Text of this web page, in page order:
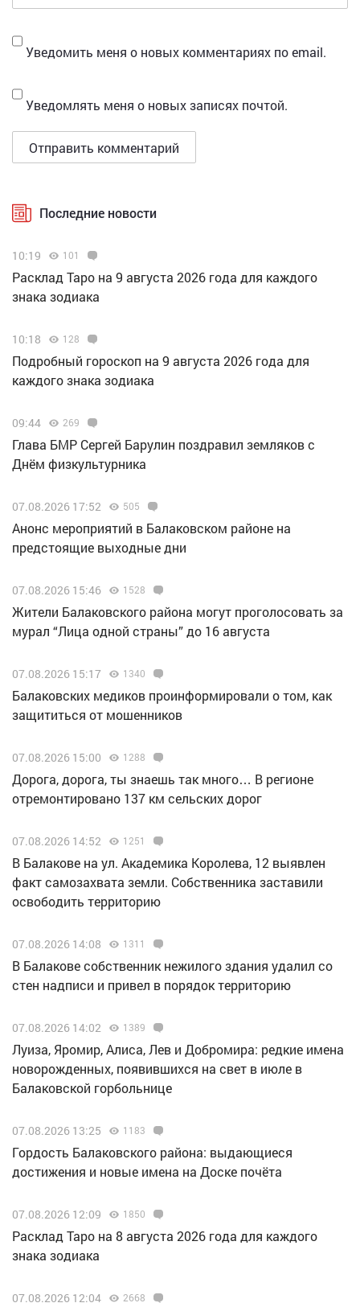
Уведомить меня о новых комментариях по email.
Уведомлять меня о новых записях почтой.
Последние новости
10:19 101
Расклад Таро на 9 августа 2026 года для каждого
знака зодиака
10:18 128
Подробный гороскоп на 9 августа 2026 года для
каждого знака зодиака
09:44 269
Глава БМР Сергей Барулин поздравил земляков с
Днём физкультурника
07.08.2026 17:52 505
Анонс мероприятий в Балаковском районе на
предстоящие выходные дни
07.08.2026 15:46 1528
Жители Балаковского района могут проголосовать за
мурал “Лица одной страны” до 16 августа
07.08.2026 15:17 1340
Балаковских медиков проинформировали о том, как
защититься от мошенников
07.08.2026 15:00 1288
Дорога, дорога, ты знаешь так много… В регионе
отремонтировано 137 км сельских дорог
07.08.2026 14:52 1251
В Балакове на ул. Академика Королева, 12 выявлен
факт самозахвата земли. Собственника заставили
освободить территорию
07.08.2026 14:08 1311
В Балакове собственник нежилого здания удалил со
стен надписи и привел в порядок территорию
07.08.2026 14:02 1389
Луиза, Яромир, Алиса, Лев и Добромира: редкие имена
новорожденных, появившихся на свет в июле в
Балаковской горбольнице
07.08.2026 13:25 1183
Гордость Балаковского района: выдающиеся
достижения и новые имена на Доске почёта
07.08.2026 12:09 1850
Расклад Таро на 8 августа 2026 года для каждого
знака зодиака
07.08.2026 12:04 2668